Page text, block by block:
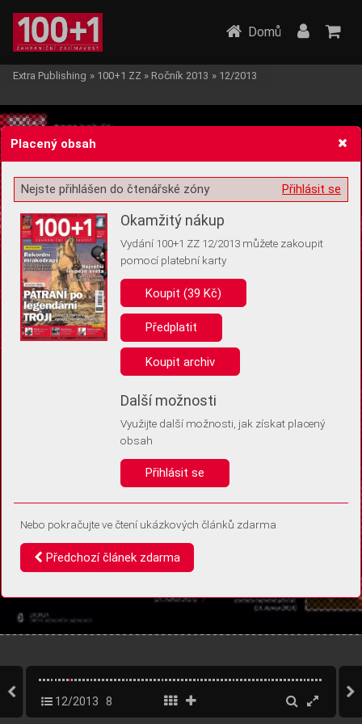
Žádost o souhlas s ukládáním volitelných informací
Pro základní fungování webu nepotřebujeme ukládat žádné informace
(tzv. cookies apod.). Rádi bychom vás ale požádali o souhlas s
uložením volitelných informací:
Anonymní unikátní ID
Díky němu příště poznáme, že se jedná o stejné zařízení, a
Identifikátor je zcela anonymní.
Vaše souhlasy a odmítnutí si ukládáme do vašeho zařízení, abychom se
vás už příště znovu neptali. Můžete je kdykoli později upravit ve Správě
Domů
Extra Publishing » 100+1 ZZ » Ročník 2013 » 12/2013
12/2013 8
Placený obsah
Přihlásit se
Nejste přihlášen do čtenářské zóny
Okamžitý nákup
Vydání 100+1 ZZ 12/2013 můžete zakoupit
pomocí platební karty
Koupit (39 Kč)
Předplatit
Koupit archiv
Další možnosti
Využijte další možnosti, jak získat placený
obsah
Přihlásit se
Nebo pokračujte ve čtení ukázkových článků zdarma
Předchozí článek zdarma